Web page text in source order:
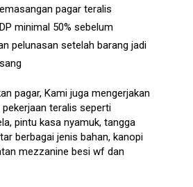
pagar teralis
minimal 50% sebelum
pelunasan setelah barang jadi
pagar, Kami juga mengerjakan
teralis seperti
pintu kasa nyamuk, tangga
berbagai jenis bahan, kanopi
mezzanine besi wf dan